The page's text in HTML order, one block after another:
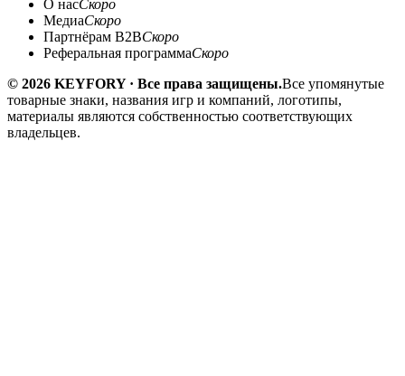
О насСкоро
МедиаСкоро
Партнёрам B2BСкоро
Реферальная программаСкоро
© 2026 KEYFORY · Все права защищены.Все упомянутые
товарные знаки, названия игр и компаний, логотипы,
материалы являются собственностью соответствующих
владельцев.